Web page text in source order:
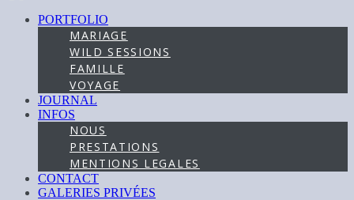
PORTFOLIO
MARIAGE
WILD SESSIONS
FAMILLE
VOYAGE
JOURNAL
INFOS
NOUS
PRESTATIONS
MENTIONS LEGALES
CONTACT
GALERIES PRIVÉES